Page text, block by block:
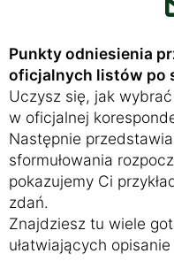
Punkty odniesienia
oficjalnych listów po
Uczysz się, jak
w oficjalnej
Następnie
sformułowania
pokazujemy Ci
zdań.
Znajdziesz tu wiele
ułatwiających